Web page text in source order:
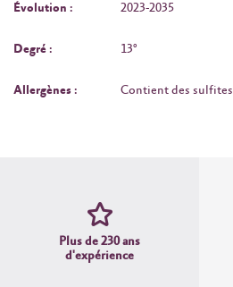
Évolution : 2023-2035
Degré : 13°
Allergènes : Contient des sulfites
Plus de 230 ans
d'expérience